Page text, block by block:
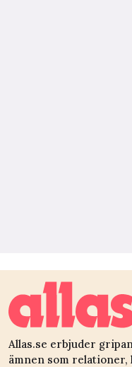
Allas.se erbjuder
ämnen som relationer,